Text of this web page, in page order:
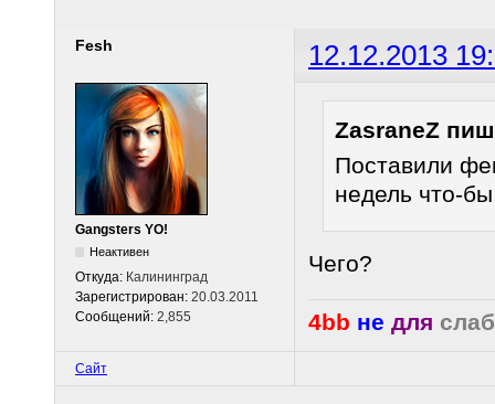
Fesh 12.12.2013
Gangsters YO!
Неактивен
Откуда: Калининград
Зарегистрирован: 20.03.2011
Сообщений: 2,855
ZasraneZ
Поставили
недель что-
Чего?
4bb не для
Сайт